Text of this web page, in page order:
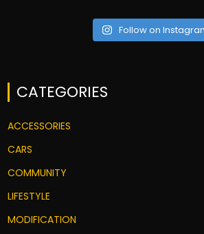
Follow on
CATEGORIES
ACCESSORIES
CARS
COMMUNITY
LIFESTYLE
MODIFICATION